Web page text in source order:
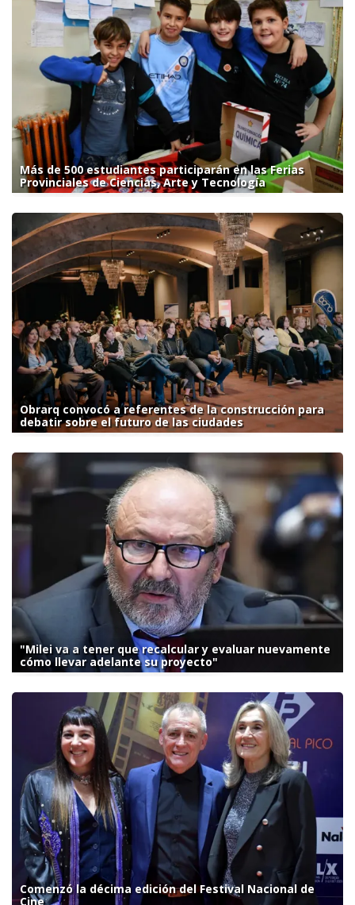
Más de 500 estudiantes participarán en las Ferias
Provinciales de Ciencias, Arte y Tecnología
Obrarq convocó a referentes de la construcción para
debatir sobre el futuro de las ciudades
"Milei va a tener que recalcular y evaluar nuevamente
cómo llevar adelante su proyecto"
Comenzó la décima edición del Festival Nacional de
Cine